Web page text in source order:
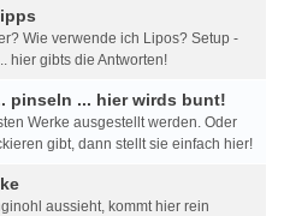
Wie verwende ich Lipos? Setup -
hier gibts die Antworten!
pinseln ... hier wirds bunt!
Werke ausgestellt werden. Oder
gibt, dann stellt sie einfach hier!
aussieht, kommt hier rein